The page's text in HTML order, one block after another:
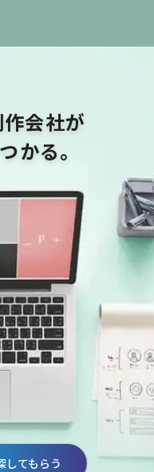
会社が
かる。
してもらう